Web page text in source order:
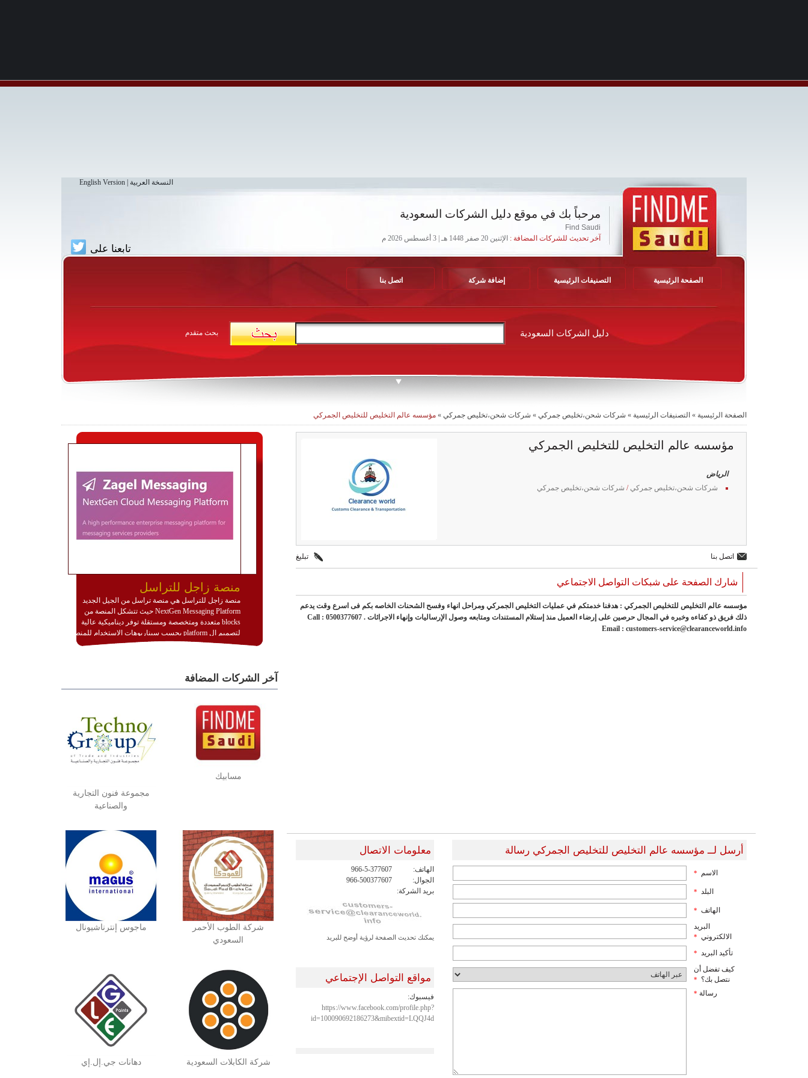
النسخة العربية English Version
مرحباً بك في موقع دليل الشركات السعودية
Find Saudi
آخر تحديث للشركات المضافة : الإثنين 20 صفر 1448 هـ | 3 أغسطس 2026 م
تابعنا على
الصفحة الرئيسية التصنيفات الرئيسية إضافة شركة اتصل بنا
دليل الشركات السعودية بحث متقدم
الصفحة الرئيسية » التصنيفات الرئيسية » شركات شحن،تخليص جمركي » شركات شحن،تخليص جمركي » مؤسسه عالم التخليص للتخليص الجمركي
مؤسسه عالم التخليص للتخليص الجمركي
الرياض
شركات شحن،تخليص جمركي/ شركات شحن،تخليص جمركي
اتصل بنا تبليغ
شارك الصفحة على شبكات التواصل الاجتماعي
مؤسسه عالم التخليص للتخليص الجمركي : هدفنا خدمتكم في عمليات التخليص الجمركي ومراحل انهاء وفسح الشحنات الخاصه بكم فى اسرع وقت يدعم
ذلك فريق ذو كفاءه وخبره في المجال حرصين على إرضاء العميل منذ إستلام المستندات ومتابعه وصول الإرساليات وإنهاء الاجرائات . Call : 0500377607
Email : customers-service@clearanceworld.info
أرسل لــ مؤسسه عالم التخليص للتخليص الجمركي رسالة
الاسم *
البلد *
الهاتف *
البريد
الالكتروني *
تأكيد البريد *
كيف تفضل أن
نتصل بك؟ *
رسالة *
معلومات الاتصال
الهاتف:
966-5-377607
الجوال:
966-500377607
بريد الشركة:
يمكنك تحديث الصفحة لرؤية أوضح للبريد
مواقع التواصل الإجتماعي
فيسبوك:
https://www.facebook.com/profile.php?
id=100090692186273&mibextid=LQQJ4d
منصة زاجل للتراسل
منصة زاجل للتراسل هي منصة تراسل من الجيل الجديد
NextGen Messaging Platform حيث تتشكل المنصة من
blocks متعددة ومتخصصة ومستقلة توفر ديناميكية عالية
لتصميم ال platform بحسب سيناريوهات الاستخدام للمنصة
وتتوافق مع النشر والاستثمار ضمن بيئة استضافة dedicated
تخدم أي سيناريو تراسل مهما كان معقدا عبر إضافة ومعايرة
عناصر ديناميكية (dynamic items) وتجهيز إعدادات التواصل
للاطلاع على كافة التفاصيل عبر الموقع :
http://www.plutosms.com/zagel
آخر الشركات المضافة
مسابيك
مجموعة فنون التجارية
والصناعية
شركة الطوب الأحمر
السعودي
ماجوس إنترناشيونال
شركة الكابلات السعودية دهانات جي.إل.إي